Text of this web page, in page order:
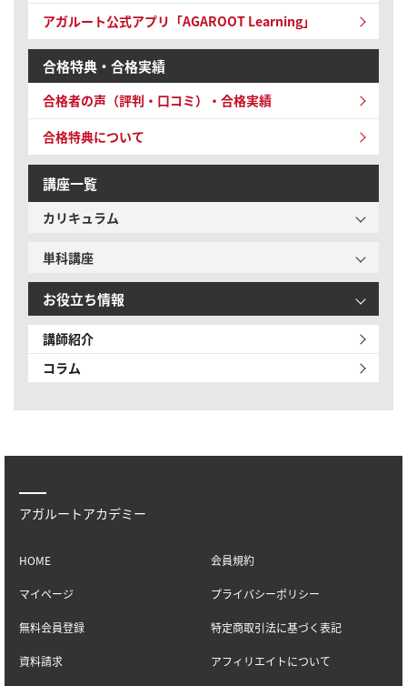
アガルート公式アプリ「AGAROOT Learning」
合格特典・合格実績
合格者の声（評判・口コミ）・合格実績
合格特典について
講座一覧
カリキュラム
単科講座
お役立ち情報
講師紹介
コラム
アガルートアカデミー
HOME
マイページ
無料会員登録
資料請求
会員規約
プライバシーポリシー
特定商取引法に基づく表記
アフィリエイトについて